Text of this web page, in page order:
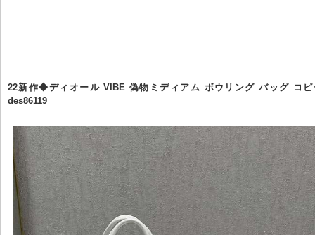
22新作◆ディオール VIBE 偽物ミディアム ボウリング バッグ コ
des86119